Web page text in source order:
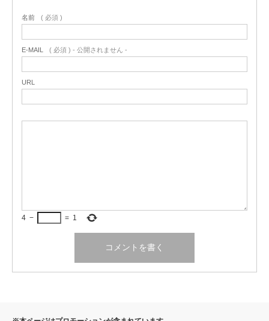
名前 ( 必須 )
E-MAIL ( 必須 ) - 公開されません -
URL
4 − = 1